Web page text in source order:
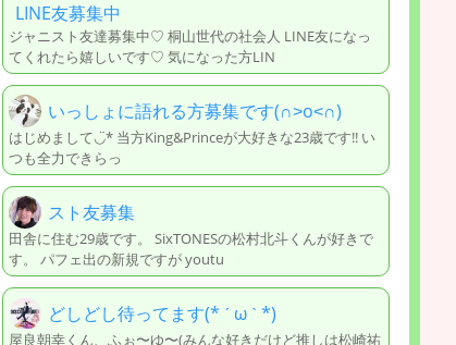
LINE友募集中
ジャニスト友達募集中♡ 桐山世代の社会人 LINE友になっ
てくれたら嬉しいです♡ 気になった方LIN
いっしょに語れる方募集です(∩˃o˂∩)
はじめまして◡̈︎* 当方King&Princeが大好きな23歳です!! い
つも全力できらっ
スト友募集
田舎に住む29歳です。 SixTONESの松村北斗くんが好きで
す。 パフェ出の新規ですが youtu
どしどし待ってます(* ˊ ω ˋ *)
屋良朝幸くん、ふぉ〜ゆ〜(みんな好きだけど推しは松崎祐